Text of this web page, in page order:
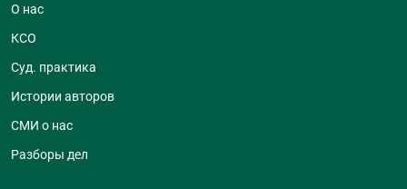
О нас
КСО
Суд. практика
Истории авторов
СМИ о нас
Разборы дел